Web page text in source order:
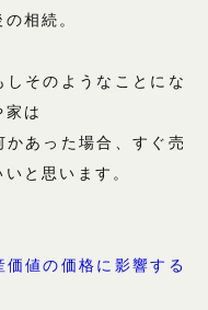
相続。
そのようなことにな
家は
あった場合、すぐ売
と思います。
値の価格に影響する